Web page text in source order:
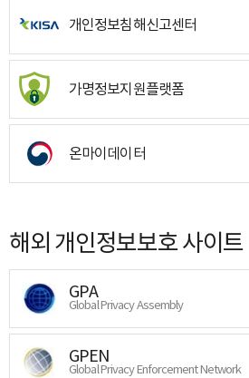
개인정보침해신고센터
가명정보지원플랫폼
온마이데이터
해외 개인정보보호 사이트
GPA
Global Privacy Assembly
GPEN
Global Privacy Enforcement Network